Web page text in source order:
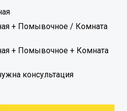
+ Помывочное / Комната
+ Помывочное + Комната
консультация